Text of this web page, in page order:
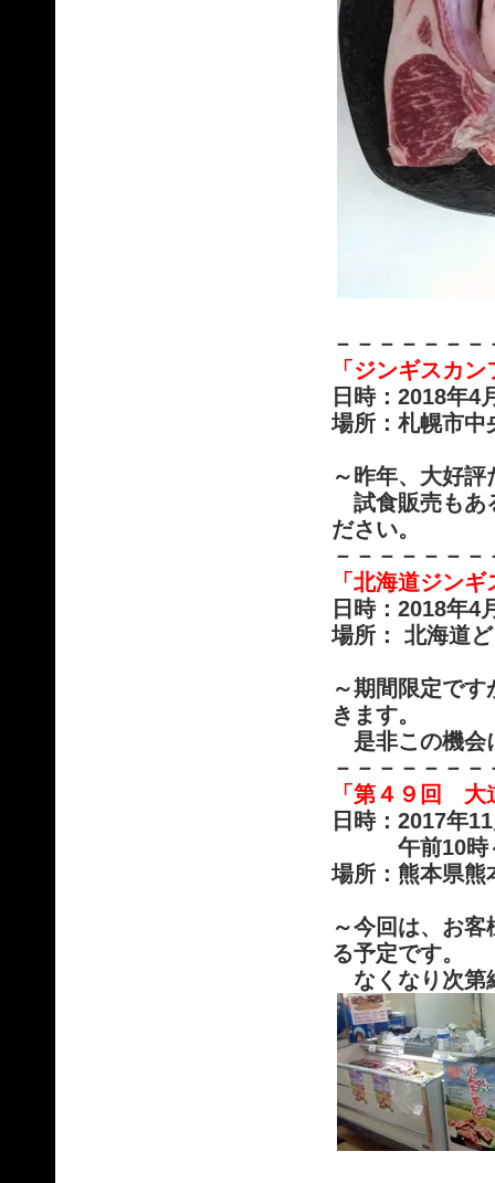
－－－－－－
「ジンギスカ
日時：2018年
場所：札幌市中
～昨年、大好
試食販売もあ
ださい。
－－－－－－
「北海道ジン
日時：2018年
場所： 北海道
～期間限定で
きます。
是非この機会
－－－－－－
「第４９回
日時：2017年
午前10時～
場所：熊本県
～今回は、お
る予定です。
なくなり次第